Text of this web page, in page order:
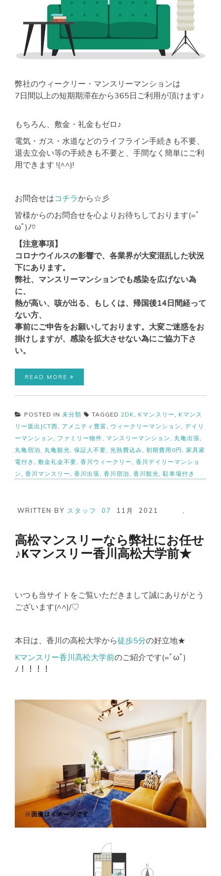
弊社のウィークリー・マンスリーマンションは
7日間以上の短期期滞在から365日ご利用が頂けます♪
もちろん、敷金・礼金もゼロ♪
電気・ガス・水道などのライフライン手続きも不要、
退去立会い等の手続きも不要と、手間なく簡単にご利
用できます !(^^)!
お問合せはコチラから☆彡
皆様からのお問合せを心よりお待ちしております(=ﾟ
ωﾟ)ﾉ♡
【注意事項】
コロナウイルスの影響で、各業界が大変混乱した状況
下にあります。
弊社、マンスリーマンションでも感染を広げない為
に、
熱が高い、咳が出る、もしくは、帰国後14日間経って
ない方、
事前にご申告をお願いしております。大変ご迷惑をお
掛けしますが、感染を拡大させない為にご協力下さ
い。
READ MORE
POSTED IN 未分類 TAGGED 2DK, Kマンスリー , Kマンス
リー坂出JCT西, アメニティ豊富 , ウィークリーマンション , デイリ
ーマンション , ファミリー物件, マンスリーマンション , 丸亀出張,
丸亀宿泊 , 丸亀観光, 保証人不要, 光熱費込み, 初期費用0円 , 家具家
電付き , 敷金礼金不要, 香川ウィークリー , 香川デイリーマンショ
ン , 香川マンスリー , 香川出張, 香川宿泊 , 香川観光,駐車場付き
WRITTEN BY スタッフ 07 11月 2021
高松マンスリーなら弊社にお任せ
♪Kマンスリー香川高松大学前★
いつも当サイトをご覧いただきまして誠にありがとう
ございます(^^)/♡
本日は、香川の高松大学から徒歩5分の好立地★
Kマンスリー香川高松大学前のご紹介です(=ﾟωﾟ)
ﾉ！！！！